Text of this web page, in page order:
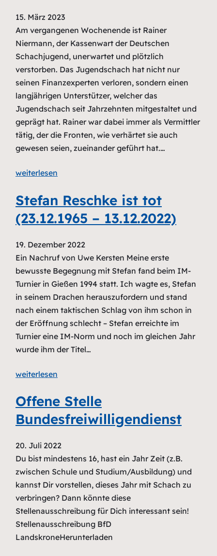
15. März 2023
Am vergangenen Wochenende ist Rainer
Niermann, der Kassenwart der Deutschen
Schachjugend, unerwartet und plötzlich
verstorben. Das Jugendschach hat nicht nur
seinen Finanzexperten verloren, sondern einen
langjährigen Unterstützer, welcher das
Jugendschach seit Jahrzehnten mitgestaltet und
geprägt hat. Rainer war dabei immer als Vermittler
tätig, der die Fronten, wie verhärtet sie auch
gewesen seien, zueinander geführt hat.…
weiterlesen
Stefan Reschke ist tot
(23.12.1965 – 13.12.2022)
19. Dezember 2022
Ein Nachruf von Uwe Kersten Meine erste
bewusste Begegnung mit Stefan fand beim IM-
Turnier in Gießen 1994 statt. Ich wagte es, Stefan
in seinem Drachen herauszufordern und stand
nach einem taktischen Schlag von ihm schon in
der Eröffnung schlecht – Stefan erreichte im
Turnier eine IM-Norm und noch im gleichen Jahr
wurde ihm der Titel…
weiterlesen
Offene Stelle
Bundesfreiwilligendienst
20. Juli 2022
Du bist mindestens 16, hast ein Jahr Zeit (z.B.
zwischen Schule und Studium/Ausbildung) und
kannst Dir vorstellen, dieses Jahr mit Schach zu
verbringen? Dann könnte diese
Stellenausschreibung für Dich interessant sein!
Stellenausschreibung BfD
LandskroneHerunterladen